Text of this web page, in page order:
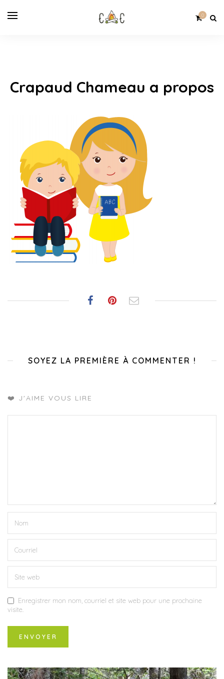
0
Crapaud Chameau a propos
SOYEZ LA PREMIÈRE À COMMENTER !
❤️ J'AIME VOUS LIRE
Enregistrer mon nom, courriel et site web pour une prochaine
visite.